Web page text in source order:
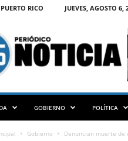
PUERTO RICO JUEVES, AGOSTO 6,
GOBIERNO POLÍTICA
Gobierno Denuncian muerte de